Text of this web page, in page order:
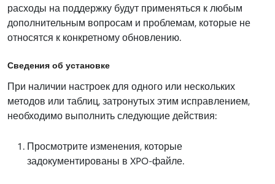
расходы на поддержку будут применяться к любым
дополнительным вопросам и проблемам, которые не
относятся к конкретному обновлению.
Сведения об установке
При наличии настроек для одного или нескольких
методов или таблиц, затронутых этим исправлением,
необходимо выполнить следующие действия:
Просмотрите изменения, которые
задокументированы в XPO-файле.